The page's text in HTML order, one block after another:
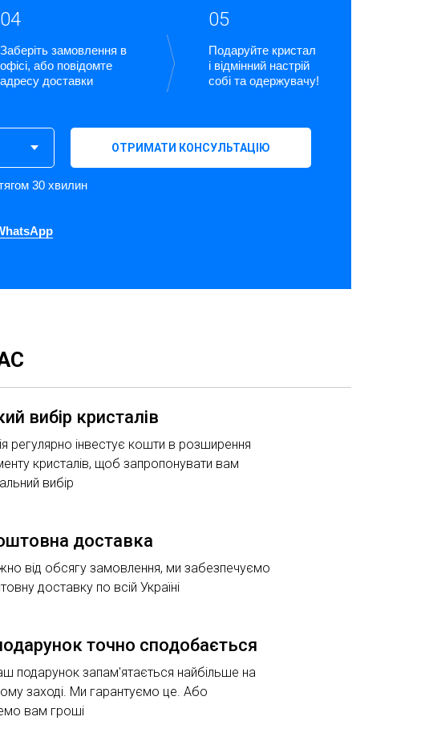
Заберіть замовлення в
офісі, або повідомте
адресу доставки
04
Подаруйте кристал
і відмінний настрій
собі та одержувачу!
05
ОТРИМАТИ КОНСУЛЬТАЦІЮ
30 хвилин
вибір кристалів
регулярно інвестує кошти в розширення
кристалів, щоб запропонувати вам
вибір
доставка
від обсягу замовлення, ми забезпечуємо
доставку по всій Україні
точно сподобається
подарунок запам'ятається найбільше на
заході. Ми гарантуємо це. Або
вам гроші